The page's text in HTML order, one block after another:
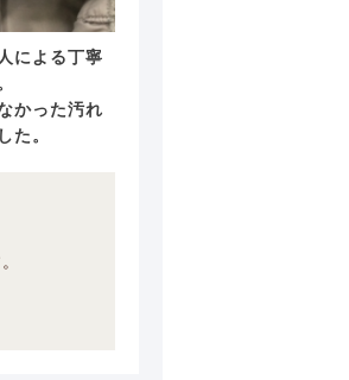
による丁寧
かった汚れ
た。